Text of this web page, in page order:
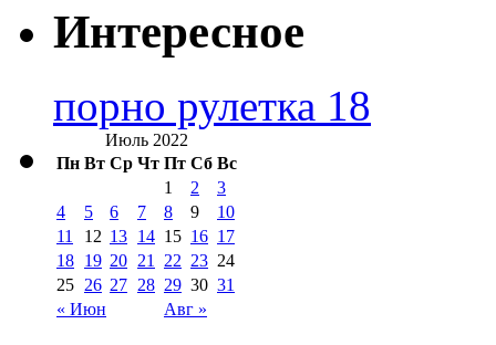
Интересное
порно рулетка 18
Июль 2022
Пн Вт Ср Чт Пт Сб Вс
« Июн Авг »
1 2
3
4
5 6 7 8 9
10
11
12 13 14 15 16 17
18 19 20 21 22 23 24
25 26 27 28 29 30 31